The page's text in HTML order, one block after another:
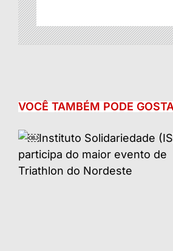
VOCÊ TAMBÉM PODE